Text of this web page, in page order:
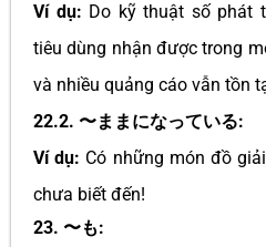
Ví dụ: Do kỹ thuật số phát
tiêu dùng nhận được trong
và nhiều quảng cáo vẫn tồn
22.2. 〜ままになっている:
Ví dụ: Có những món đồ
chưa biết đến!
23. 〜も: